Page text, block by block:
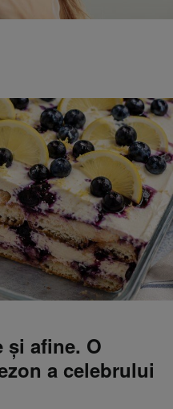
și afine. O
a celebrului